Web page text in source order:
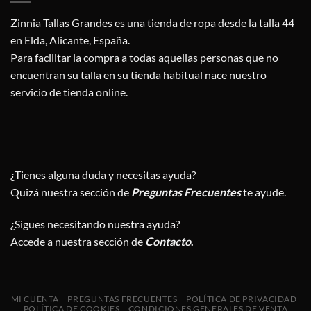
Zinnia Tallas Grandes es una tienda de ropa desde la talla 44
en Elda, Alicante, España.
Para facilitar la compra a todas aquellas personas que no
encuentran su talla en su tienda habitual nace nuestro
servicio de tienda online.
¿Tienes alguna duda y necesitas ayuda?
Quizá nuestra sección de Preguntas Frecuenteste ayude.
¿Sigues necesitando nuestra ayuda?
Accede a nuestra sección de Contacto.
MI CUENTA PREGUNTAS FRECUENTES
POLÍTICA DE PRIVACIDAD
POLÍTICA DE COOKIES
CONDICIONES GENERALES DE VENTA